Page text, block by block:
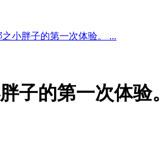
小胖子的第一次体验。 ...
子的第一次体验。